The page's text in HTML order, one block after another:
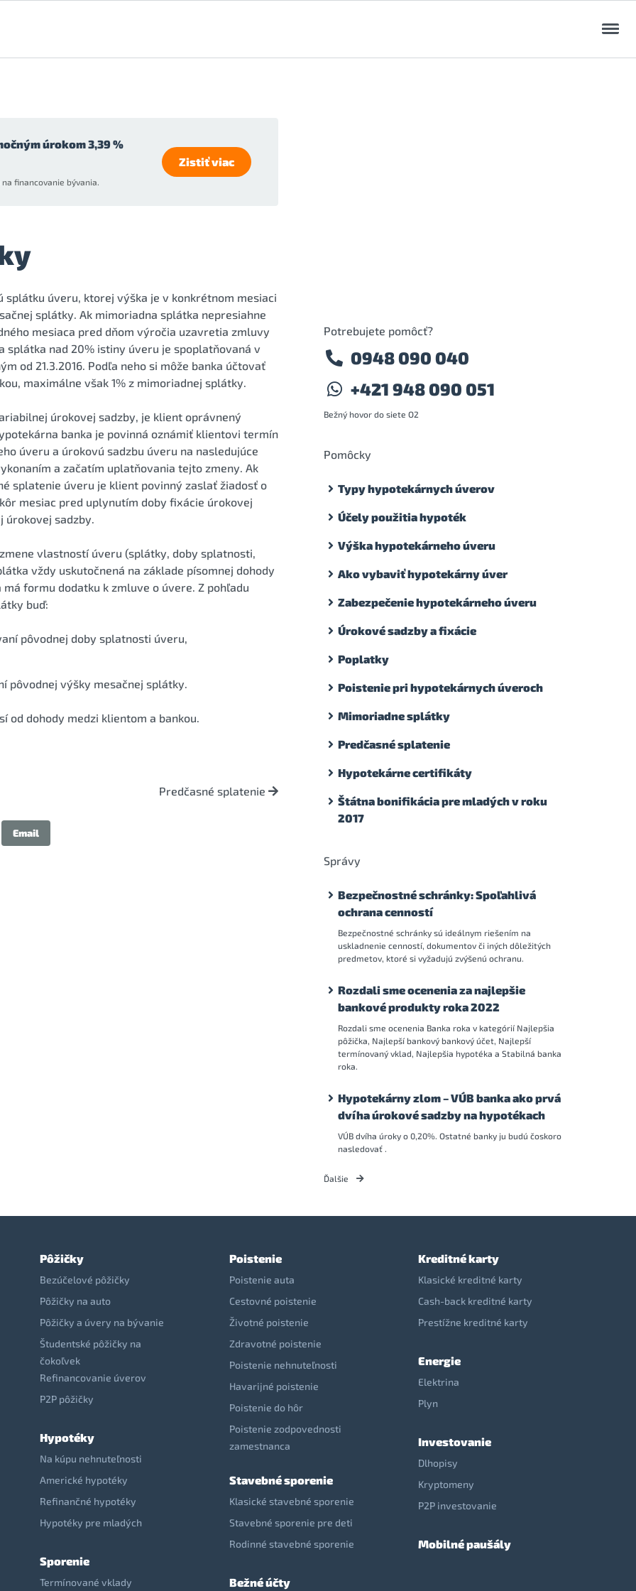
úrokom 3,39 %
financovanie bývania.
Zistiť viac
úveru, ktorej výška je v konkrétnom mesiaci
splátky. Ak mimoriadna splátka nepresiahne
mesiaca pred dňom výročia uzavretia zmluvy
splátka nad 20% istiny úveru je spoplatňovaná v
od 21.3.2016. Podľa neho si môže banka účtovať
maximálne však 1% z mimoriadnej splátky.
úrokovej sadzby, je klient oprávnený
banka je povinná oznámiť klientovi termín
úveru a úrokovú sadzbu úveru na nasledujúce
a začatím uplatňovania tejto zmeny. Ak
splatenie úveru je klient povinný zaslať žiadosť o
mesiac pred uplynutím doby fixácie úrokovej
úrokovej sadzby.
vlastností úveru (splátky, doby splatnosti,
vždy uskutočnená na základe písomnej dohody
formu dodatku k zmluve o úvere. Z pohľadu
buď:
pôvodnej doby splatnosti úveru,
pôvodnej výšky mesačnej splátky.
od dohody medzi klientom a bankou.
Predčasné splatenie
Email
Potrebujete pomôcť?
0948 090 040
+421 948 090 051
Bežný hovor do siete O2
Pomôcky
Typy hypotekárnych úverov
Účely použitia hypoték
Výška hypotekárneho úveru
Ako vybaviť hypotekárny úver
Zabezpečenie hypotekárneho úveru
Úrokové sadzby a fixácie
Poplatky
Poistenie pri hypotekárnych úveroch
Mimoriadne splátky
Predčasné splatenie
Hypotekárne certifikáty
Štátna bonifikácia pre mladých v roku
2017
Správy
Bezpečnostné schránky: Spoľahlivá
ochrana cenností
Bezpečnostné schránky sú ideálnym riešením na
uskladnenie cenností, dokumentov či iných dôležitých
predmetov, ktoré si vyžadujú zvýšenú ochranu.
Rozdali sme ocenenia za najlepšie
bankové produkty roka 2022
Rozdali sme ocenenia Banka roka v kategórií Najlepšia
pôžička, Najlepší bankový bankový účet, Najlepší
termínovaný vklad, Najlepšia hypotéka a Stabilná banka
roka.
Hypotekárny zlom – VÚB banka ako prvá
dvíha úrokové sadzby na hypotékach
VÚB dvíha úroky o 0,20%. Ostatné banky ju budú čoskoro
nasledovať .
Ďalšie
Pôžičky
Bezúčelové pôžičky
Pôžičky na auto
Pôžičky a úvery na bývanie
Študentské pôžičky na
čokoľvek
Refinancovanie úverov
P2P pôžičky
Hypotéky
Na kúpu nehnuteľnosti
Americké hypotéky
Refinančné hypotéky
Hypotéky pre mladých
Sporenie
Termínované vklady
Poistenie
Poistenie auta
Cestovné poistenie
Životné poistenie
Zdravotné poistenie
Poistenie nehnuteľnosti
Havarijné poistenie
Poistenie do hôr
Poistenie zodpovednosti
zamestnanca
Stavebné sporenie
Klasické stavebné sporenie
Stavebné sporenie pre deti
Rodinné stavebné sporenie
Bežné účty
Kreditné karty
Klasické kreditné karty
Cash-back kreditné karty
Prestížne kreditné karty
Energie
Elektrina
Plyn
Investovanie
Dlhopisy
Kryptomeny
P2P investovanie
Mobilné paušály